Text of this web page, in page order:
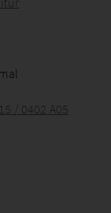
/ 0402 A05